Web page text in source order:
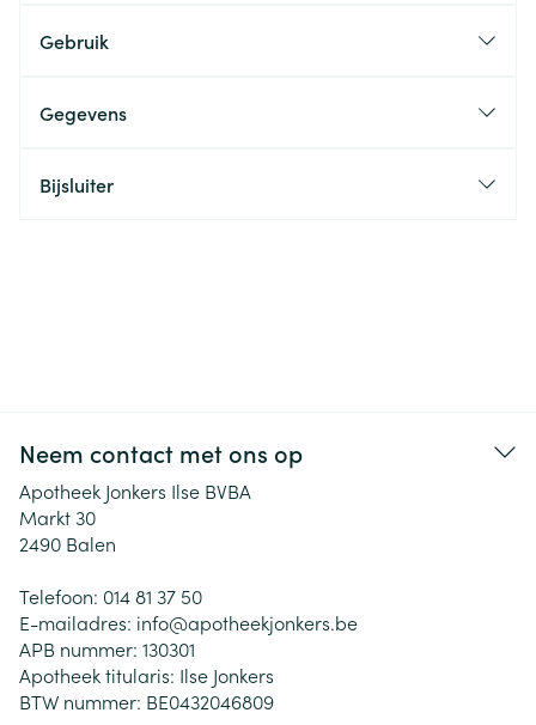
Gebruik
Gegevens
Bijsluiter
Neem contact met ons op
Apotheek Jonkers Ilse BVBA
Markt 30
2490 Balen
Telefoon: 014 81 37 50
E-mailadres: info@apotheekjonkers.be
APB nummer: 130301
Apotheek titularis: Ilse Jonkers
BTW nummer: BE0432046809